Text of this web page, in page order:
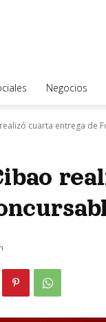
Negocios
cuarta entrega de